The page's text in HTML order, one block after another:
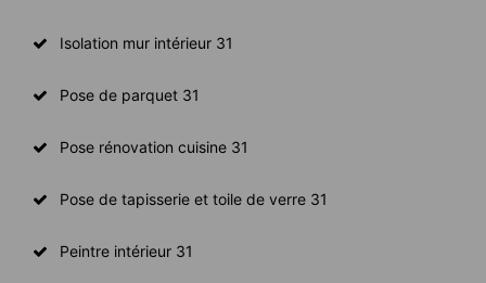
Isolation mur intérieur 31
Pose de parquet 31
Pose rénovation cuisine 31
Pose de tapisserie et toile de verre 31
Peintre intérieur 31